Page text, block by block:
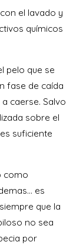
el lavado y
químicos
pelo que se
fase de caída
caerse. Salvo
sobre el
suficiente
como
es
que la
no sea
por